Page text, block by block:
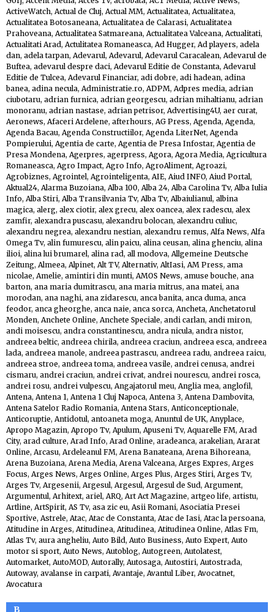
ActiveWatch, Actual de Cluj, Actual MM, Actualitatea, Actualitatea,
Actualitatea Botosaneana, Actualitatea de Calarasi, Actualitatea
Prahoveana, Actualitatea Satmareana, Actualitatea Valceana, Actualitati,
Actualitati Arad, Actulitatea Romaneasca, Ad Hugger, Ad players, adela
dan, adela tarpan, Adevarul, Adevarul, Adevarul Caracalean, Adevarul de
Buftea, adevarul despre daci, Adevarul Editie de Constanta, Adevarul
Editie de Tulcea, Adevarul Financiar, adi dobre, adi hadean, adina
banea, adina necula, Administratie.ro, ADPM, Adpres media, adrian
ciubotaru, adrian furnica, adrian georgescu, adrian mihaltianu, adrian
monoranu, adrian nastase, adrian petrisor, Advertising4U, aer curat,
Aeronews, Afaceri Ardelene, afterhours, AG Press, Agenda, Agenda,
Agenda Bacau, Agenda Constructiilor, Agenda LiterNet, Agenda
Pompierului, Agentia de carte, Agentia de Presa Infostar, Agentia de
Presa Mondena, Agerpres, agerpress, Agora, Agora Media, Agricultura
Romaneasca, Agro Impact, Agro Info, AgroAliment, Agroazi,
Agrobiznes, Agrointel, Agrointeligenta, AIE, Aiud INFO, Aiud Portal,
Aktual24, Alarma Buzoiana, Alba 100, Alba 24, Alba Carolina Tv, Alba Iulia
Info, Alba Stiri, Alba Transilvania Tv, Alba Tv, Albaiulianul, albina
magica, alerg, alex ciotir, alex grecu, alex oancea, alex radescu, alex
zamfir, alexandra puscasu, alexandru bolocan, alexandru culiuc,
alexandru negrea, alexandru nestian, alexandru remus, Alfa News, Alfa
Omega Tv, alin fumurescu, alin paicu, alina ceusan, alina ghenciu, alina
ilioi, alina lui brumarel, alina rad, all modova, Allgemeine Deutsche
Zeitung, Almeea, Alpinet, Alt TV, Alternativ, AltIasi, AM Press, ama
nicolae, Amelie, amintiri din munti, AMOS News, amuse bouche, ana
barton, ana maria dumitrascu, ana maria mitrus, ana matei, ana
morodan, ana naghi, ana zidarescu, anca banita, anca duma, anca
feodor, anca gheorghe, anca naie, anca sorca, Ancheta, Anchetatorul
Monden, Anchete Online, Anchete Speciale, andi carlan, andi miron,
andi moisescu, andra constantinescu, andra nicula, andra nistor,
andreea beltic, andreea chirila, andreea craciun, andreea esca, andreea
lada, andreea manole, andreea pastrascu, andreea radu, andreea raicu,
andreea stroe, andreea toma, andreea vasile, andrei cenusa, andrei
cismaru, andrei craciun, andrei crivat, andrei nourescu, andrei rosca,
andrei rosu, andrei vulpescu, Angajatorul meu, Anglia mea, anglofil,
Antena, Antena 1, Antena 1 Cluj Napoca, Antena 3, Antena Dambovita,
Antena Satelor Radio Romania, Antena Stars, Anticonceptionale,
Anticoruptie, Antidotul, antoaneta moga, Anuntul de UK, Anyplace,
Apropo Magazin, Apropo Tv, Apulum, Apuseni Tv, Aquarelle FM, Arad
City, arad culture, Arad Info, Arad Online, aradeanca, arakelian, Ararat
Online, Arcasu, Ardeleanul FM, Arena Banateana, Arena Bihoreana,
Arena Buzoiana, Arena Media, Arena Valceana, Arges Expres, Arges
Focus, Arges News, Arges Online, Arges Plus, Arges Stiri, Arges Tv,
Arges Tv, Argesenii, Argesul, Argesul, Argesul de Sud, Argument,
Argumentul, Arhitext, ariel, ARQ, Art Act Magazine, artgeo life, artistu,
Artline, ArtSpirit, AS Tv, asa zic eu, Asii Romani, Asociatia Presei
Sportive, Astrele, Atac, Atac de Constanta, Atac de Iasi, Atac la persoana,
Atitudine in Arges, Atitudinea, Atitudinea, Atitudinea Online, Atlas Fm,
Atlas Tv, aura angheliu, Auto Bild, Auto Business, Auto Expert, Auto
motor si sport, Auto News, Autoblog, Autogreen, Autolatest,
Automarket, AutoMOD, Autorally, Autosaga, Autostiri, Autostrada,
Autoway, avalanse in carpati, Avantaje, Avantul Liber, Avocatnet,
Avocatura
B